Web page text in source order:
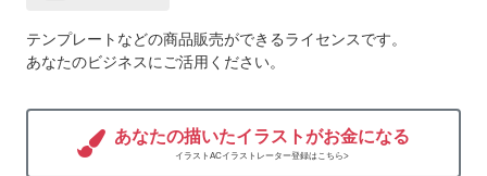
テンプレートなどの商品販売ができるライセンスです。
あなたのビジネスにご活用ください。
あなたの描いたイラストがお金になる
イラストACイラストレーター登録はこちら>